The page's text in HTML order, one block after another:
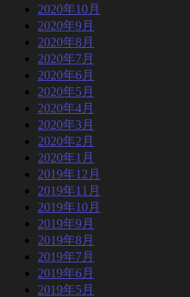
2020年10月
2020年9月
2020年8月
2020年7月
2020年6月
2020年5月
2020年4月
2020年3月
2020年2月
2020年1月
2019年12月
2019年11月
2019年10月
2019年9月
2019年8月
2019年7月
2019年6月
2019年5月